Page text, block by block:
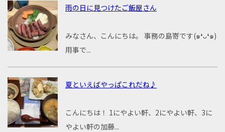
雨の日に見つけたご飯屋さん
みなさん、こんにちは。 事務の島嵜です(๑❛ᴗ❛๑)
用事で...
夏といえばやっぱこれだね♪
こんにちは！ 1にやよい軒、2にやよい軒、3に
やよい軒の加藤...